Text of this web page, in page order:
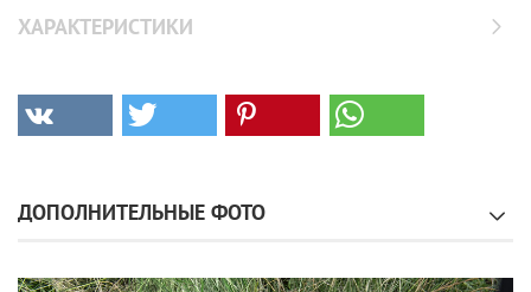
ХАРАКТЕРИСТИКИ
ДОПОЛНИТЕЛЬНЫЕ ФОТО